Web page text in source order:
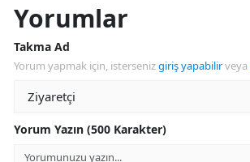
Yorumlar
Takma Ad
Yorum yapmak için, istersenizgiriş yapabilirveya
Yorum Yazın (500 Karakter)